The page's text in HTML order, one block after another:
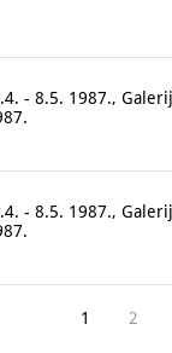
- 8.5. 1987.,
- 8.5. 1987.,
1 2